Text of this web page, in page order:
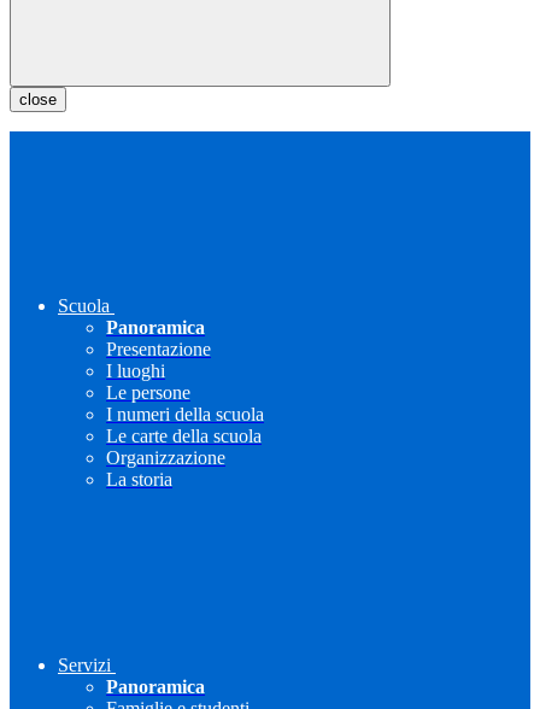
close
Scuola
Panoramica
Presentazione
I luoghi
Le persone
I numeri della scuola
Le carte della scuola
Organizzazione
La storia
Servizi
Panoramica